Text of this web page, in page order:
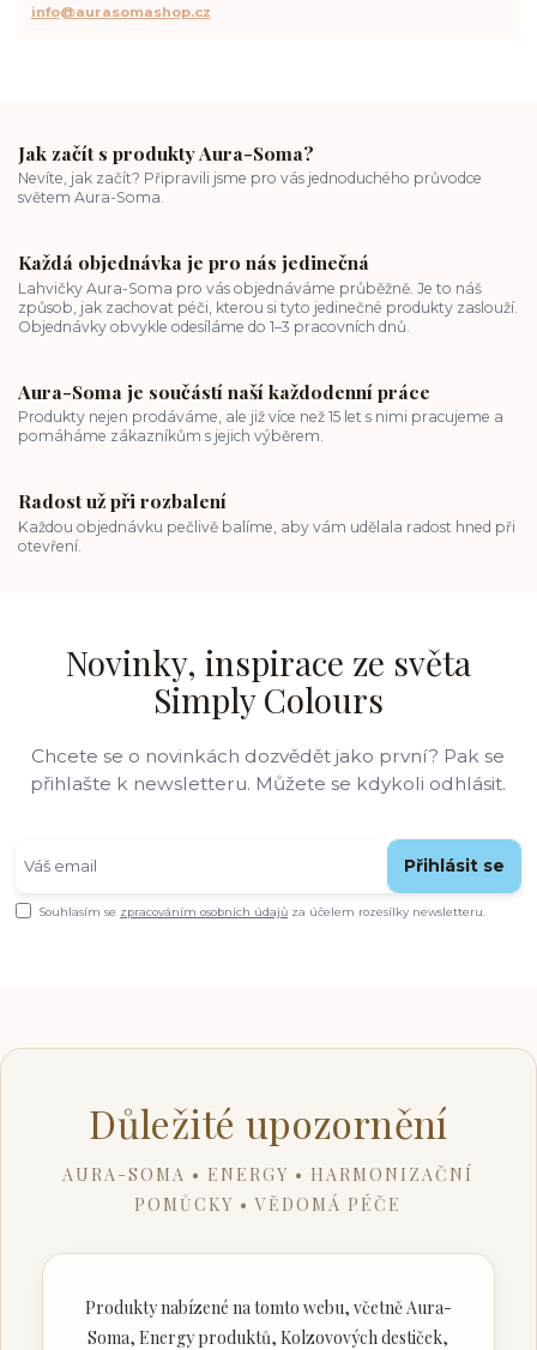
info@aurasomashop.cz
Jak začít s produkty Aura-Soma?
Nevíte, jak začít? Připravili jsme pro vás jednoduchého průvodce
světem Aura-Soma.
Každá objednávka je pro nás jedinečná
Lahvičky Aura-Soma pro vás objednáváme průběžně. Je to náš
způsob, jak zachovat péči, kterou si tyto jedinečné produkty zaslouží.
Objednávky obvykle odesíláme do 1–3 pracovních dnů.
Aura-Soma je součástí naší každodenní práce
Produkty nejen prodáváme, ale již více než 15 let s nimi pracujeme a
pomáháme zákazníkům s jejich výběrem.
Radost už při rozbalení
Každou objednávku pečlivě balíme, aby vám udělala radost hned při
otevření.
Novinky, inspirace ze světa
Simply Colours
Chcete se o novinkách dozvědět jako první? Pak se
přihlašte k newsletteru. Můžete se kdykoli odhlásit.
Přihlásit se
Souhlasím se zpracováním osobních údajů za účelem rozesílky newsletteru.
Důležité upozornění
AURA-SOMA • ENERGY • HARMONIZAČNÍ
POMŮCKY • VĚDOMÁ PÉČE
Produkty nabízené na tomto webu, včetně Aura-
Soma, Energy produktů, Kolzovových destiček,